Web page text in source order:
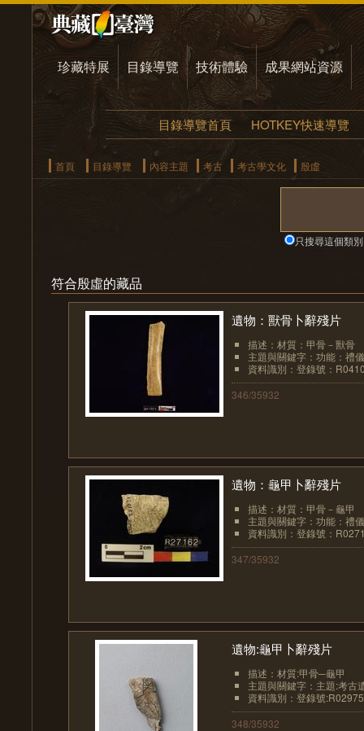
珍藏特展 目錄導覽 技術體驗 成果網站資源
目錄導覽首頁 HOTKEY快速導覽
首頁 目錄導覽 內容主題 考古 考古學文化 殷虛
只搜尋這個類別
符合殷虛的藏品
遺物：獸骨卜辭殘片
描述：材質：甲骨－獸骨
主題與關鍵字：功能：禮
資料識別：登錄號：
346/35932
遺物：龜甲卜辭殘片
描述：材質：甲骨－龜甲
主題與關鍵字：功能：禮
資料識別：登錄號：
347/35932
遺物:龜甲卜辭殘片
描述：材質:甲骨─龜甲
主題與關鍵字：主題:考古
資料識別：登錄號
348/35932